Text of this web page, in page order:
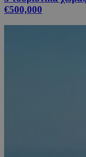
€500,000